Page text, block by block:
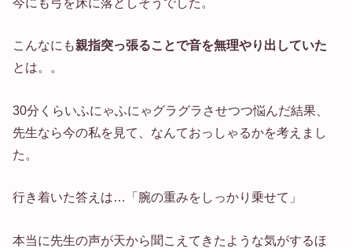
こんなにも親指突っ張ることで音を無理やり出していた
とは。。
30分くらいふにゃふにゃグラグラさせつつ悩んだ結果、
先生なら今の私を見て、なんておっしゃるかを考えまし
た。
行き着いた答えは…「腕の重みをしっかり乗せて」
本当に先生の声が天から聞こえてきたような気がするほ